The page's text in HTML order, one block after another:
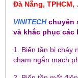
Đà Nẵng, TPHCM,
VINITECHchuyên
và khắc phục
1. Biến tần bị cháy
chạm ngắn mạch